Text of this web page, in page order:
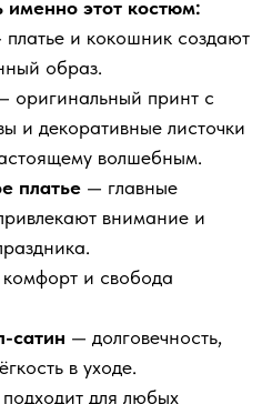
именно этот костюм:
и кокошник создают
образ.
оригинальный принт с
и декоративные листочки
волшебным.
платье — главные
внимание и
и свобода
сатин — долговечность,
в уходе.
для любых